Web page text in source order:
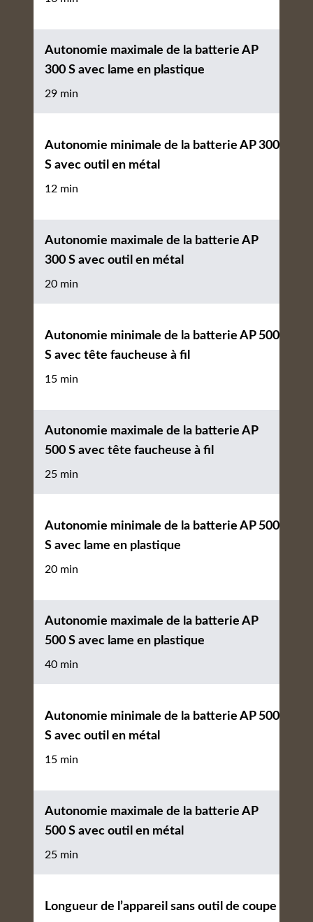
Autonomie maximale de la batterie AP
300 S avec lame en plastique
29 min
Autonomie minimale de la batterie AP 300
S avec outil en métal
12 min
Autonomie maximale de la batterie AP
300 S avec outil en métal
20 min
Autonomie minimale de la batterie AP 500
S avec tête faucheuse à fil
15 min
Autonomie maximale de la batterie AP
500 S avec tête faucheuse à fil
25 min
Autonomie minimale de la batterie AP 500
S avec lame en plastique
20 min
Autonomie maximale de la batterie AP
500 S avec lame en plastique
40 min
Autonomie minimale de la batterie AP 500
S avec outil en métal
15 min
Autonomie maximale de la batterie AP
500 S avec outil en métal
25 min
Longueur de l’appareil sans outil de coupe